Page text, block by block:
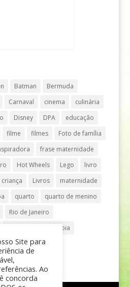
Batman
Bermuda
Carnaval cinema
culinária
Disney DPA
educação
filme filmes
Foto de família
frase maternidade
Hot Wheels Lego
livro
Livros
maternidade
quarto
quarto de menino
Rio de Janeiro
Shopping Vila Olímpia
Site para
de
Ao
concorda